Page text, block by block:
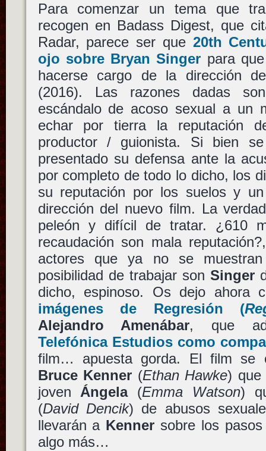
Para comenzar un tema que
recogen en Badass Digest, que
Radar, parece ser que 20th
ojo sobre Bryan Singer para
hacerse cargo de la dirección
(2016). Las razones dadas
escándalo de acoso sexual a un
echar por tierra la reputación
productor / guionista. Si bien
presentado su defensa ante la
por completo de todo lo dicho, los
su reputación por los suelos y
dirección del nuevo film. La
peleón y difícil de tratar. ¿610
recaudación son mala
actores que ya no se
posibilidad de trabajar son Singer
dicho, espinoso. Os dejo ahora
imágenes de Regresión (
Alejandro Amenábar, que
Telefónica Estudioscomo
film… apuesta gorda. El film se
Bruce Kenner (Ethan Hawke) que
joven Ángela(Emma Watson)
(David Dencik) de abusos
llevarán a Kenner sobre los
algo más…